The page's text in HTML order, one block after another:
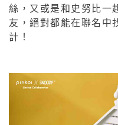
絲，又或是和史努比一
友，絕對都能在聯名中
計！